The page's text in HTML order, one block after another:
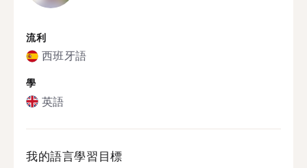
流利
西班牙語
學
英語
我的語言學習目標